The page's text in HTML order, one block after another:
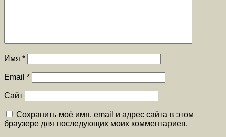
Имя *
Email *
Сайт
Сохранить моё имя, email и адрес сайта в этом
браузере для последующих моих комментариев.